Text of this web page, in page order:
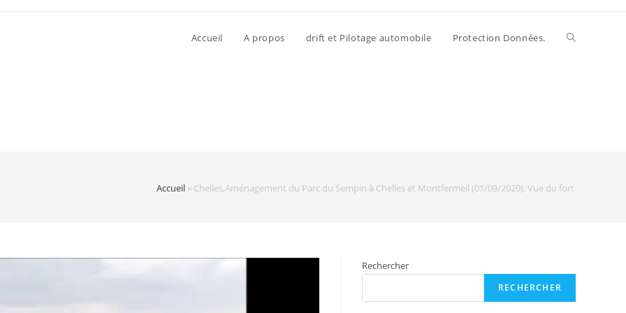
Accueil A propos drift et Pilotage automobile Protection Données.
Accueil » Chelles,Aménagement du Parc du Sempin à Chelles et Montfermeil (01/09/2020). Vue du fort de Chelles
Rechercher
RECHERCHER